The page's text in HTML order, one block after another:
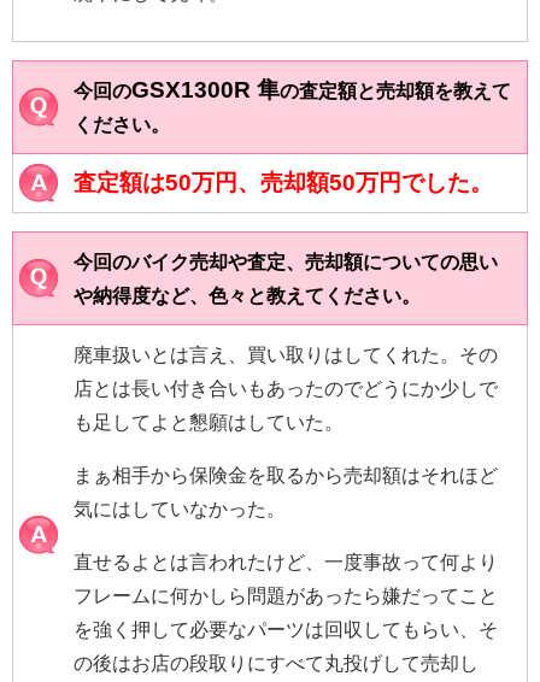
今回のGSX1300R 隼の査定額と売却額を教えて
ください。
査定額は50万円、売却額50万円でした。
今回のバイク売却や査定、売却額についての思い
や納得度など、色々と教えてください。
廃車扱いとは言え、買い取りはしてくれた。その
店とは長い付き合いもあったのでどうにか少しで
も足してよと懇願はしていた。
まぁ相手から保険金を取るから売却額はそれほど
気にはしていなかった。
直せるよとは言われたけど、一度事故って何より
フレームに何かしら問題があったら嫌だってこと
を強く押して必要なパーツは回収してもらい、そ
の後はお店の段取りにすべて丸投げして売却し